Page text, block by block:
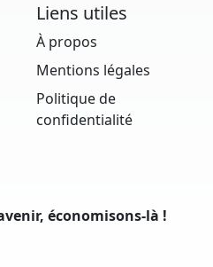
Liens utiles
À propos
Mentions légales
Politique de
confidentialité
économisons-là !